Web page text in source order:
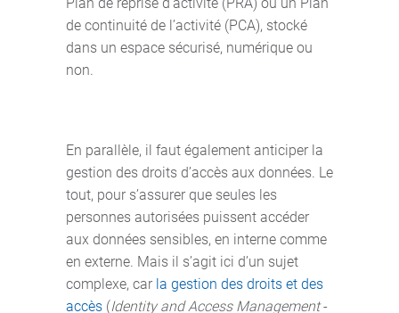
de continuité de l’activité (PCA), stocké
dans un espace sécurisé, numérique ou
non.
En parallèle, il faut également anticiper la
gestion des droits d’accès aux données. Le
tout, pour s’assurer que seules les
personnes autorisées puissent accéder
aux données sensibles, en interne comme
en externe. Mais il s’agit ici d’un sujet
complexe, car la gestion des droits et des
accès (Identity and Access Management-